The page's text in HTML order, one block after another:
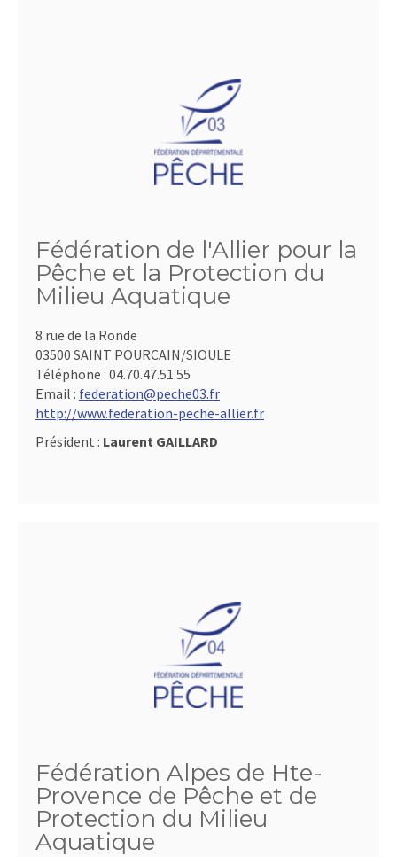
Fédération de l'Allier pour la
Pêche et la Protection du
Milieu Aquatique
8 rue de la Ronde
03500 SAINT POURCAIN/SIOULE
Téléphone : 04.70.47.51.55
Email : federation@peche03.fr
http://www.federation-peche-allier.fr
Président : Laurent GAILLARD
Fédération Alpes de Hte-
Provence de Pêche et de
Protection du Milieu
Aquatique